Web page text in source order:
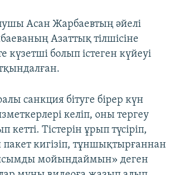
Асан Жарбаевтың әйелі
Азаттық тілшісіне
болып істеген күйеуі
санкция бітуге бірер күн
келіп, оны тергеу
Тістерін ұрып түсіріп,
кигізіп, тұншықтырғаннан
мойындаймын» деген